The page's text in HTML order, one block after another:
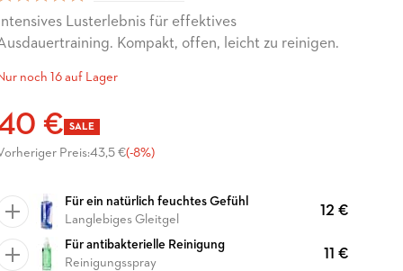
Intensives Lusterlebnis für effektives
Kompakt, offen, leicht zu reinigen.
noch 16 auf Lager
€ SALE
Preis:43,5 €(-8%)
Für ein natürlich feuchtes Gefühl
Langlebiges Gleitgel
12 €
Für antibakterielle Reinigung
Reinigungsspray
11 €